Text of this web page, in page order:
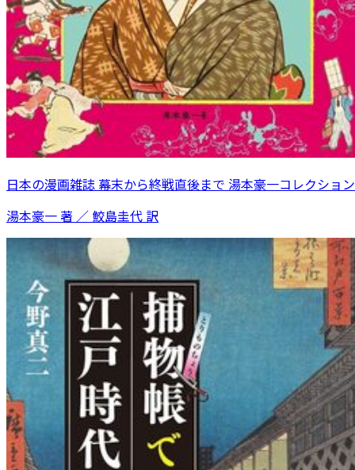
日本の漫画雑誌 幕末から終戦直後まで 湯本豪一コレクション
湯本豪一 著 ／ 鮫島圭代 訳